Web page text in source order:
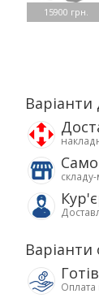
15900 грн.
Варіанти
Варіанти
Оплата